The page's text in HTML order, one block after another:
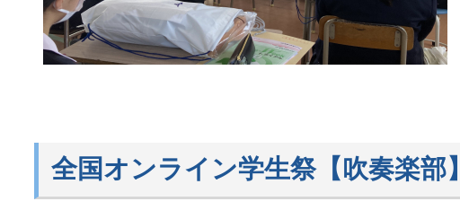
全国オンライン学生祭【吹奏楽部】